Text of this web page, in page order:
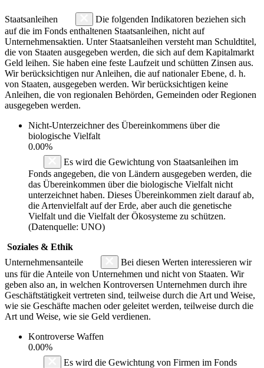
Staatsanleihen
Die folgenden Indikatoren beziehen sich
auf die im Fonds enthaltenen Staatsanleihen, nicht auf
Unternehmensaktien. Unter Staatsanleihen versteht man Schuldtitel,
die von Staaten ausgegeben werden, die sich auf dem Kapitalmarkt
Geld leihen. Sie haben eine feste Laufzeit und schütten Zinsen aus.
Wir berücksichtigen nur Anleihen, die auf nationaler Ebene, d. h.
von Staaten, ausgegeben werden. Wir berücksichtigen keine
Anleihen, die von regionalen Behörden, Gemeinden oder Regionen
ausgegeben werden.
Nicht-Unterzeichner des Übereinkommens über die
biologische Vielfalt
0.00%
Es wird die Gewichtung von Staatsanleihen im
Fonds angegeben, die von Ländern ausgegeben werden, die
das Übereinkommen über die biologische Vielfalt nicht
unterzeichnet haben. Dieses Übereinkommen zielt darauf ab,
die Artenvielfalt auf der Erde, aber auch die genetische
Vielfalt und die Vielfalt der Ökosysteme zu schützen.
(Datenquelle: UNO)
Soziales & Ethik
Unternehmensanteile
Bei diesen Werten interessieren wir
uns für die Anteile von Unternehmen und nicht von Staaten. Wir
geben also an, in welchen Kontroversen Unternehmen durch ihre
Geschäftstätigkeit vertreten sind, teilweise durch die Art und Weise,
wie sie Geschäfte machen oder geleitet werden, teilweise durch die
Art und Weise, wie sie Geld verdienen.
Kontroverse Waffen
0.00%
Es wird die Gewichtung von Firmen im Fonds